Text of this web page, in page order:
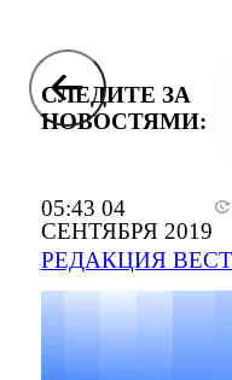
05:43 04
СЕНТЯБРЯ 2019
РЕДАКЦИЯ
СЛЕДИТЕ ЗА
НОВОСТЯМИ: